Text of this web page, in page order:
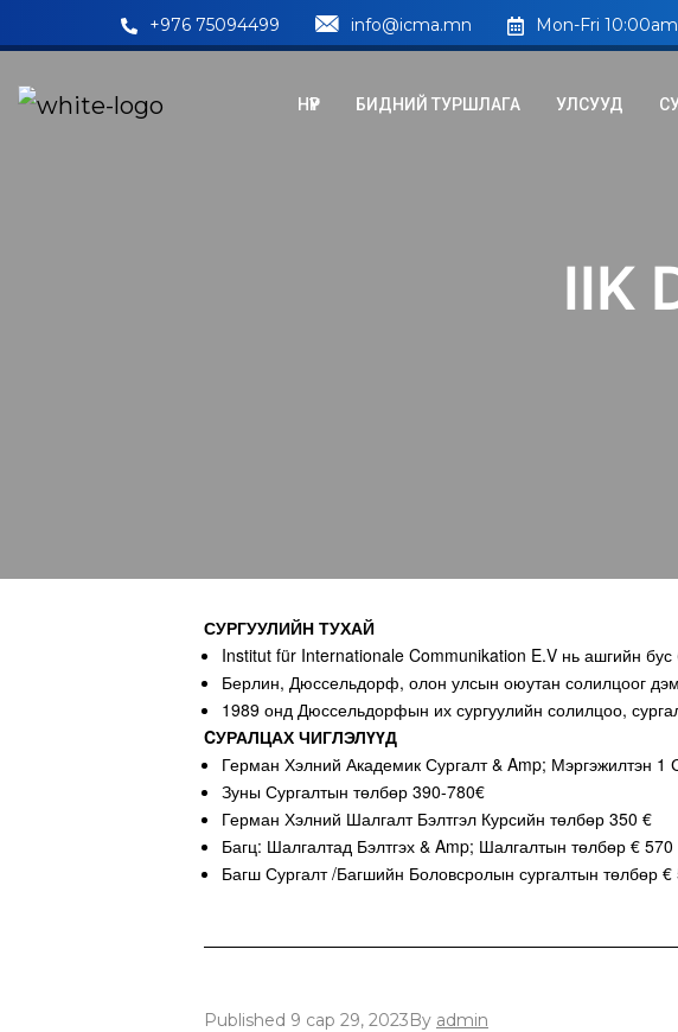
+976 75094499 info@icma.mn Mon-Fri
НҮҮР БИДНИЙ ТУРШЛАГА УЛСУУД
IIK
СУРГУУЛИЙН ТУХАЙ
Institut für Internationale Communikation E.V нь ашгийн бус
Берлин, Дюссельдорф, олон улсын оюутан солилцоог
1989 онд Дюссельдорфын их сургуулийн солилцоо,
CУРАЛЦАХ ЧИГЛЭЛҮҮД
Герман Хэлний Академик Сургалт & Amp; Мэргэжилтэн 1
Зуны Сургалтын төлбөр 390-780€
Герман Хэлний Шалгалт Бэлтгэл Курсийн төлбөр 350 €
Багц: Шалгалтад Бэлтгэх & Amp; Шалгалтын төлбөр € 570
Багш Сургалт /Багшийн Боловсролын сургалтын төлбөр €
Published 9 сар 29, 2023By admin